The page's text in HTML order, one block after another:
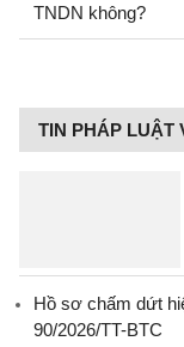
TNDN không?
TIN PHÁP LUẬT
Hồ sơ chấm dứt
90/2026/TT-BTC